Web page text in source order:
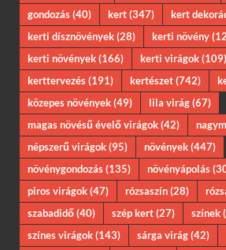
gondozás(40) kert(347) kert
kerti dísznövények(28) kerti növény
kerti növények(166) kerti virágok(109)
kerttervezés(191) kertészet(742)
közepes növények(49) lila virág(67)
magas növésű évelő virágok(42)
népszerű virágok(95) növények(447)
növénygondozás(135) növényápolás
piros virágok(47) rózsaszín(28)
szabadidő(40) szép kert(27) színek
színes virágok(143) sárga virág(42)